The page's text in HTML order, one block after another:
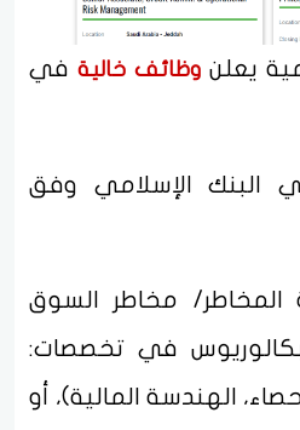
يعلنوظائف خاليةفي
البنك الإسلامي وفق
المخاطر/ مخاطر السوق
في تخصصات:
الهندسة المالية)، أو